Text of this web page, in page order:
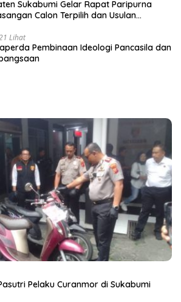
Sukabumi Gelar Rapat Paripurna
Calon Terpilih dan Usulan
Lihat
Pembinaan Ideologi Pancasila dan
Pelaku Curanmor di Sukabumi